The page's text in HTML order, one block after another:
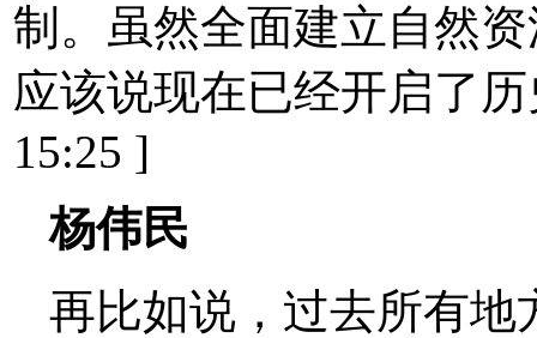
制。虽然全面建立自然
应该说现在已经开启了
15:25 ]
杨伟民
再比如说，过去所有